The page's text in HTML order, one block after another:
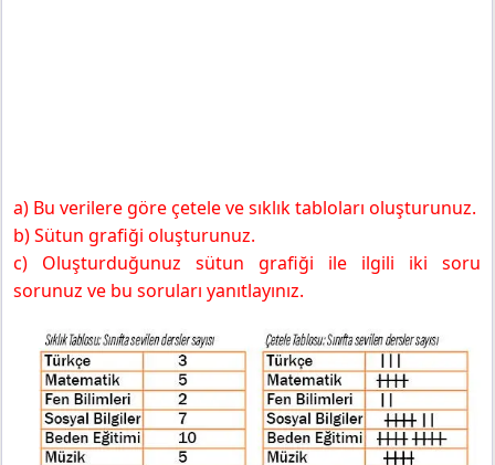
a) Bu verilere göre çetele ve sıklık tabloları oluşturunuz.
b) Sütun grafiği oluşturunuz.
c) Oluşturduğunuz sütun grafiği ile ilgili iki soru
sorunuz ve bu soruları yanıtlayınız.